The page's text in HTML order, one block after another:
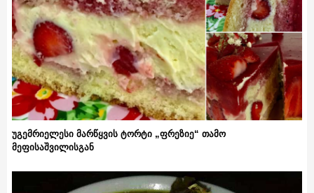
უგემრიელესი მარწყვის ტორტი „ფრეზიე“ თამო
მეფისაშვილისგან